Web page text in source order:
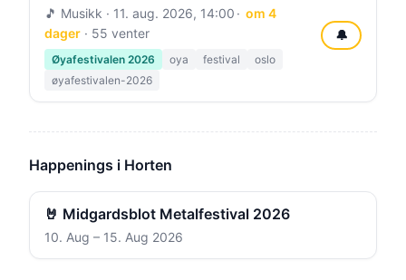
🎵 Musikk · 11. aug. 2026, 14:00
om 4
dager · 55 venter
Øyafestivalen 2026 oya festival
oslo
øyafestivalen-2026
🔔
Happenings i Horten
🤘 Midgardsblot Metalfestival 2026
10. Aug – 15. Aug 2026